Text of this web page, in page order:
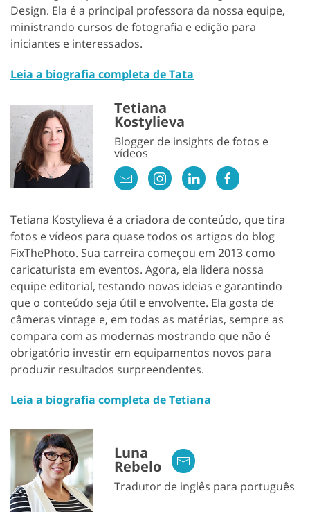
Design. Ela é a principal professora da nossa equipe,
ministrando cursos de fotografia e edição para
iniciantes e interessados.
Leia a biografia completa de Tata
Tetiana
Kostylieva
Blogger de insights de fotos e
vídeos
Tetiana Kostylieva é a criadora de conteúdo, que tira
fotos e vídeos para quase todos os artigos do blog
FixThePhoto. Sua carreira começou em 2013 como
caricaturista em eventos. Agora, ela lidera nossa
equipe editorial, testando novas ideias e garantindo
que o conteúdo seja útil e envolvente. Ela gosta de
câmeras vintage e, em todas as matérias, sempre as
compara com as modernas mostrando que não é
obrigatório investir em equipamentos novos para
produzir resultados surpreendentes.
Leia a biografia completa de Tetiana
Luna
Rebelo
Tradutor de inglês para português